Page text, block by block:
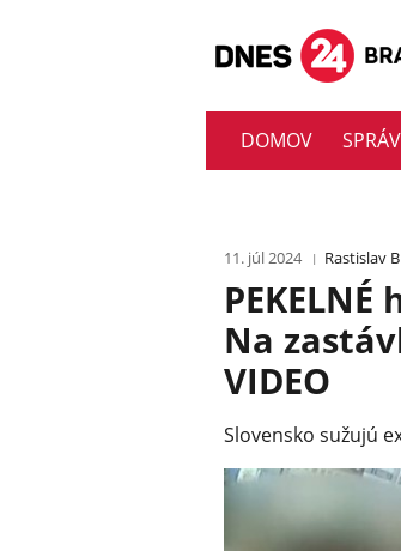
DOMOV
11. júl 2024 Rastislav
Na
VIDEO
Slovensko sužujú